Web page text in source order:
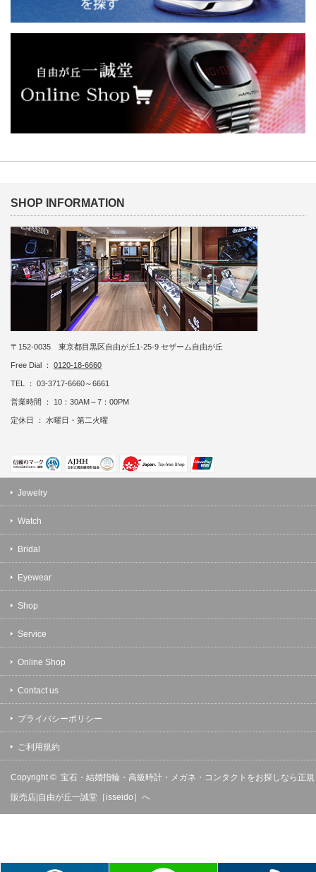
SHOP INFORMATION
〒152-0035 東京都目黒区自由が丘1-25-9 セザーム自由が丘
Free Dial ： 0120-18-6660
TEL ： 03-3717-6660～6661
営業時間 ： 10：30AM～7：00PM
定休日 ： 水曜日・第二火曜
Jewelry
Watch
Bridal
Eyewear
Shop
Service
Online Shop
Contact us
プライバシーポリシー
ご利用規約
Copyright © 宝石・結婚指輪・高級時計・メガネ・コンタクトをお探しなら正規
販売店|自由が丘一誠堂［isseido］へ